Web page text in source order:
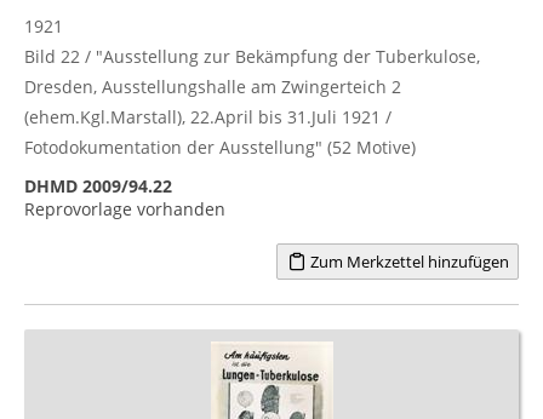
1921
Bild 22 / "Ausstellung zur Bekämpfung der Tuberkulose,
Dresden, Ausstellungshalle am Zwingerteich 2
(ehem.Kgl.Marstall), 22.April bis 31.Juli 1921 /
Fotodokumentation der Ausstellung" (52 Motive)
DHMD 2009/94.22
Reprovorlage vorhanden
Zum Merkzettel hinzufügen